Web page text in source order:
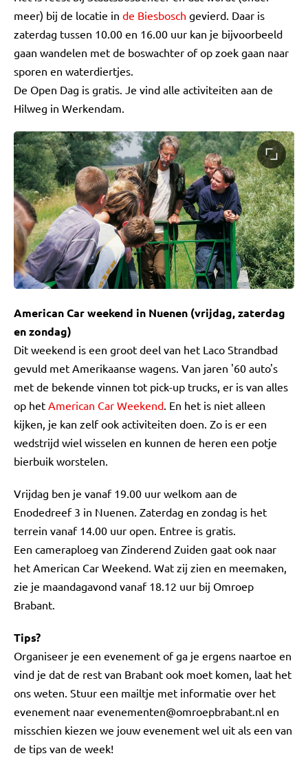
meer) bij de locatie in de Biesbosch gevierd. Daar is
zaterdag tussen 10.00 en 16.00 uur kan je bijvoorbeeld
gaan wandelen met de boswachter of op zoek gaan naar
sporen en waterdiertjes.
De Open Dag is gratis. Je vind alle activiteiten aan de
Hilweg in Werkendam.
American Car weekend in Nuenen (vrijdag, zaterdag
en zondag)
Dit weekend is een groot deel van het Laco Strandbad
gevuld met Amerikaanse wagens. Van jaren '60 auto's
met de bekende vinnen tot pick-up trucks, er is van alles
op het American Car Weekend. En het is niet alleen
kijken, je kan zelf ook activiteiten doen. Zo is er een
wedstrijd wiel wisselen en kunnen de heren een potje
bierbuik worstelen.
Vrijdag ben je vanaf 19.00 uur welkom aan de
Enodedreef 3 in Nuenen. Zaterdag en zondag is het
terrein vanaf 14.00 uur open. Entree is gratis.
Een cameraploeg van Zinderend Zuiden gaat ook naar
het American Car Weekend. Wat zij zien en meemaken,
zie je maandagavond vanaf 18.12 uur bij Omroep
Brabant.
Tips?
Organiseer je een evenement of ga je ergens naartoe en
vind je dat de rest van Brabant ook moet komen, laat het
ons weten. Stuur een mailtje met informatie over het
evenement naar evenementen@omroepbrabant.nl en
misschien kiezen we jouw evenement wel uit als een van
de tips van de week!